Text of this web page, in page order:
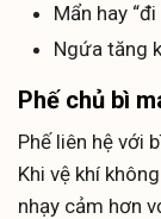
Mẩn hay
Ngứa tăng
Phế chủ bì
Phế liên hệ với
Khi vệ khí
nhạy cảm hơn